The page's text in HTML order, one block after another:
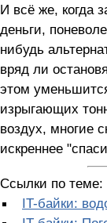
И всё же, когда
деньги,
нибудь
вряд ли
этом
изрыгающих
воздух, многие
искреннее
Ссылки по теме:
IT-байки: